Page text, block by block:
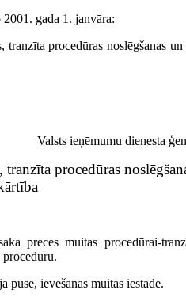
gada 1. janvāra:
procedūras noslēgšanas un
Valsts ieņēmumu dienesta
procedūras
preces muitas procedūrai-
puse, ievešanas muitas iestāde.